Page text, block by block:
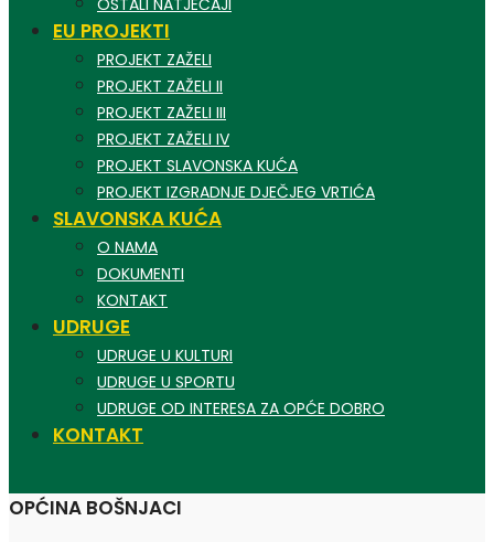
OSTALI NATJEČAJI
EU PROJEKTI
PROJEKT ZAŽELI
PROJEKT ZAŽELI II
PROJEKT ZAŽELI III
PROJEKT ZAŽELI IV
PROJEKT SLAVONSKA KUĆA
PROJEKT IZGRADNJE DJEČJEG VRTIĆA
SLAVONSKA KUĆA
O NAMA
DOKUMENTI
KONTAKT
UDRUGE
UDRUGE U KULTURI
UDRUGE U SPORTU
UDRUGE OD INTERESA ZA OPĆE DOBRO
KONTAKT
OPĆINA BOŠNJACI